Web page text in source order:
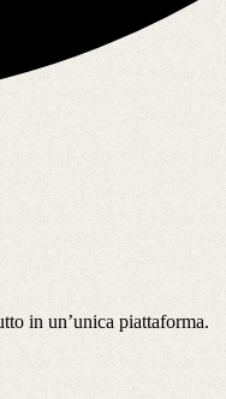
in un’unica piattaforma.